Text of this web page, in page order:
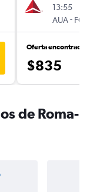
13:55
AUA- FCO
Oferta encontrada
$835
de Roma-